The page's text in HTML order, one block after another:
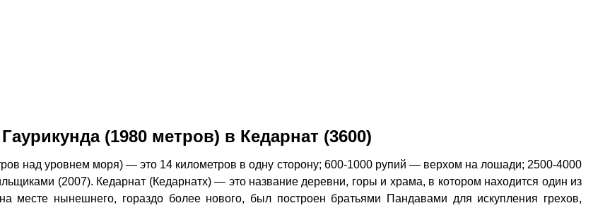
(1980 метров) в Кедарнат (3600)
над уровнем моря) — это 14 километров в одну сторону; 600-1000 рупий — верхом на лошади; 2500-4000
(2007). Кедарнат (Кедарнатх) — это название деревни, горы и храма, в котором находится один из
нынешнего, гораздо более нового, был построен братьями Пандавами для искупления грехов,